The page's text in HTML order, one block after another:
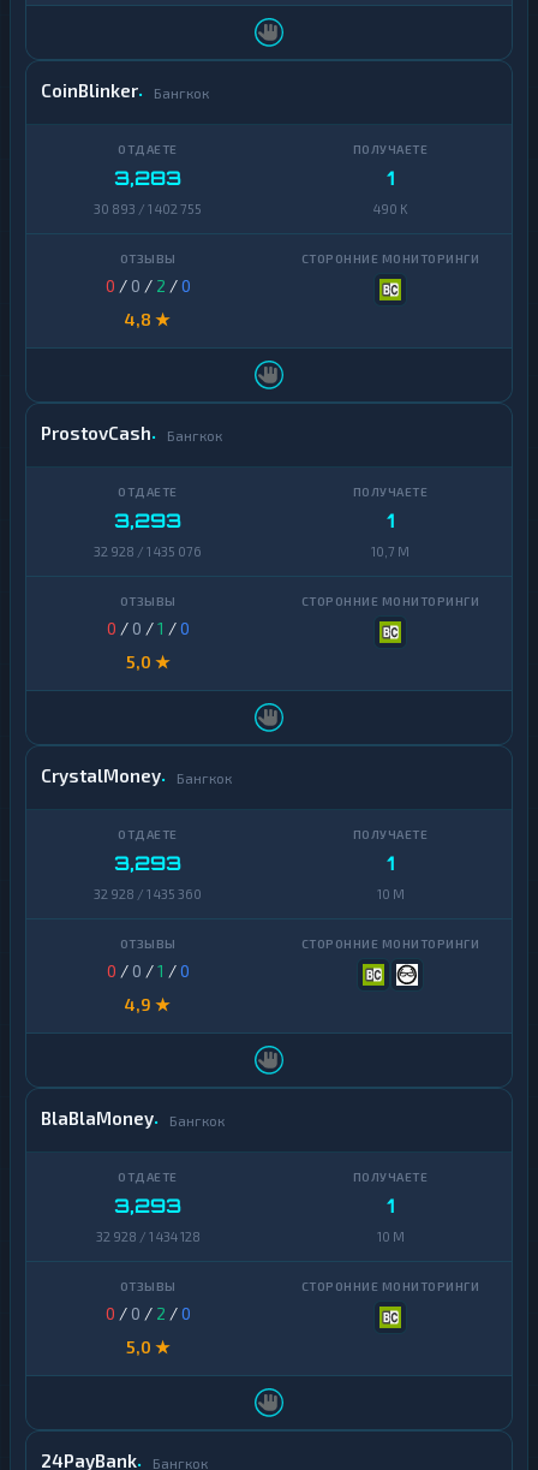
CoinBlinker Бангкок
3,283
30 893 / 1 402 755
1
490 K
0 / 0 / 2 /0
4,8 ★
ProstovCash Бангкок
3,293
32 928 / 1 435 076
1
10,7 M
0 / 0 /1 /0
5,0 ★
CrystalMoney Бангкок
3,293
32 928 / 1 435 360
1
10 M
0 / 0 /1 /0
4,9 ★
BlaBlaMoney Бангкок
3,293
32 928 / 1 434 128
1
10 M
0 / 0 / 2 /0
5,0 ★
24PayBank Бангкок